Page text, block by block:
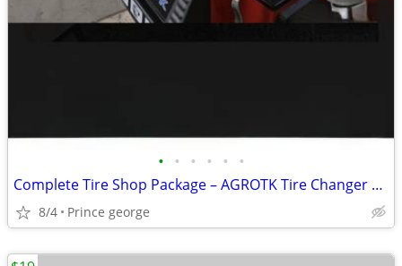
• • • • • •
Complete Tire Shop Package – AGROTK Tire Changer + Digital Wheel Balan
8/4 Prince george